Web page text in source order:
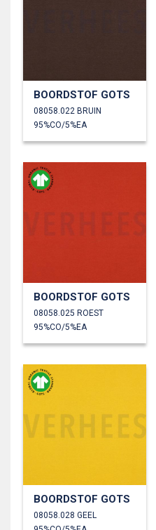
BOORDSTOF GOTS
08058.022 BRUIN
95%CO/5%EA
BOORDSTOF GOTS
08058.025 ROEST
95%CO/5%EA
BOORDSTOF GOTS
08058.028 GEEL